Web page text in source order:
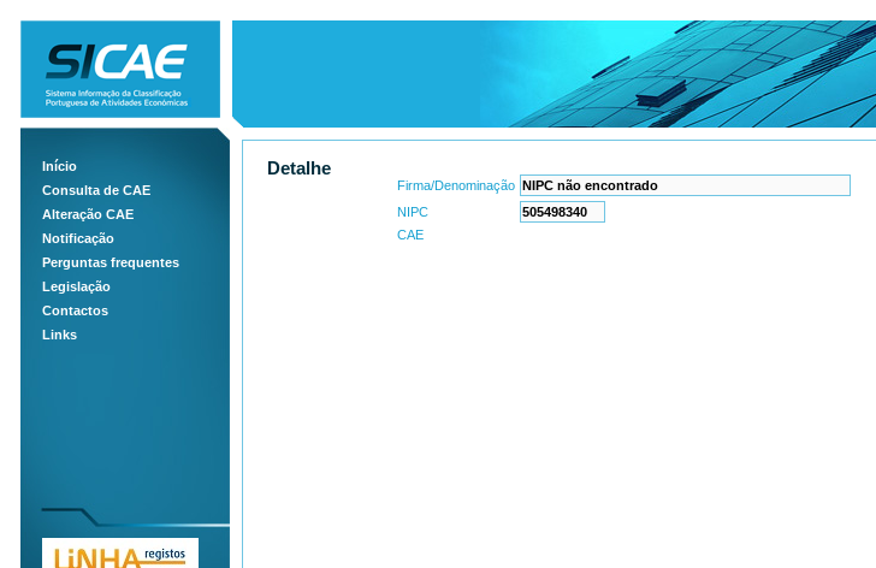
Início
Consulta de CAE
Alteração CAE
Notificação
Perguntas frequentes
Legislação
Contactos
Links
Detalhe
Firma/Denominação
NIPC
CAE